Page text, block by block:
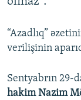
“Azadlıq”
verilişinin
Sentyabrın 29-
hakim Nazim